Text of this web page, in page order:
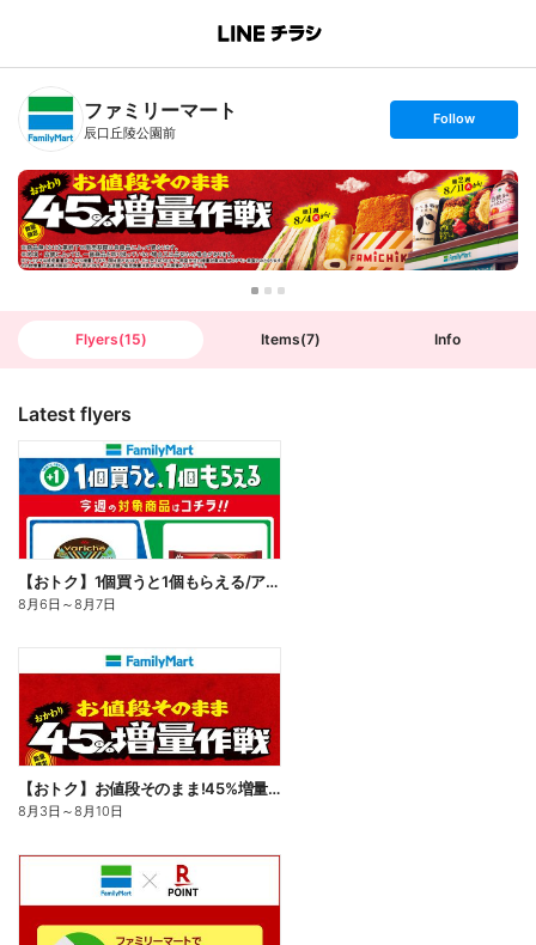
B
n
T
ファミリーマート
辰口丘陵公園前
s
t
o
l
l
o
w
Follow
Flyers(15) Items(7) Info
Latest flyers
【おトク】1個買うと1個もらえる/アイス
8月6日 ～8月7日
【おトク】お値段そのまま!45%増量作戦!
8月3日 ～8月10日